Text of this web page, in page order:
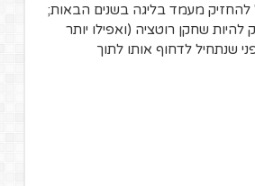
להחזיק מעמד בליגה בשנים הבאות;
שחקן רוטציה (ואפילו יותר
שנתחיל לדחוף אותו לתוך